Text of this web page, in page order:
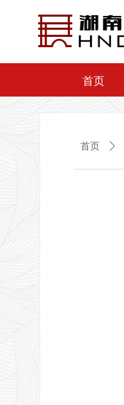
首页
首页 ꄲ